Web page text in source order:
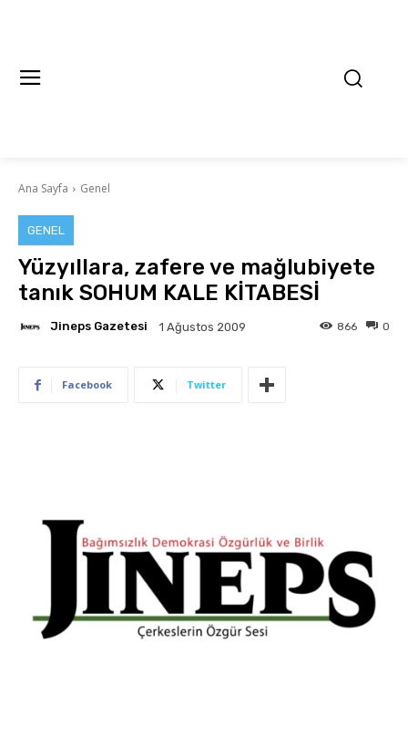
Ana Sayfa Genel
GENEL
Yüzyıllara, zafere ve mağlubiyete
tanık SOHUM KALE KİTABESİ
Jineps Gazetesi 1 Ağustos 2009 0
866
Facebook Twitter